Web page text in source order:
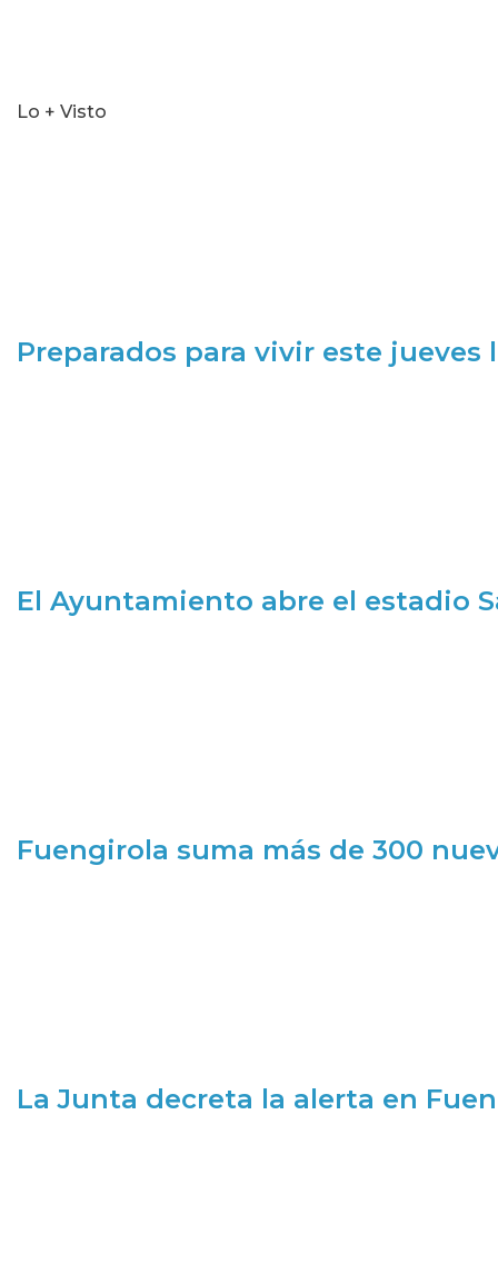
Lo + Visto
Preparados para vivir este jueves
El Ayuntamiento abre el estadio
Fuengirola suma más de 300
La Junta decreta la alerta en